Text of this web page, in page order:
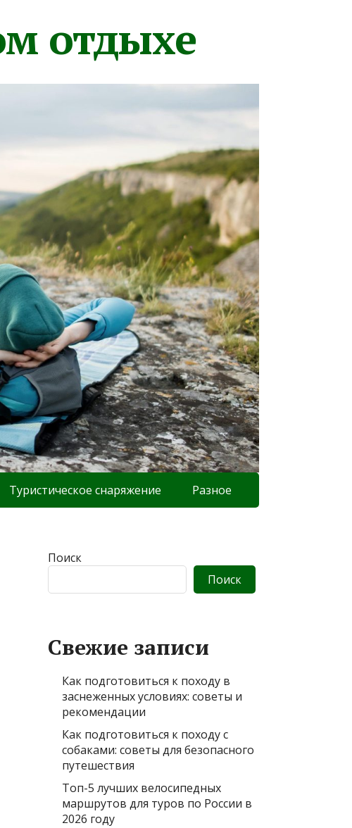
отдыхе
Туристическое снаряжение Разное
Поиск
Поиск
Свежие записи
Как подготовиться к походу в
заснеженных условиях: советы и
рекомендации
Как подготовиться к походу с
собаками: советы для безопасного
путешествия
Топ-5 лучших велосипедных
маршрутов для туров по России в
2026 году